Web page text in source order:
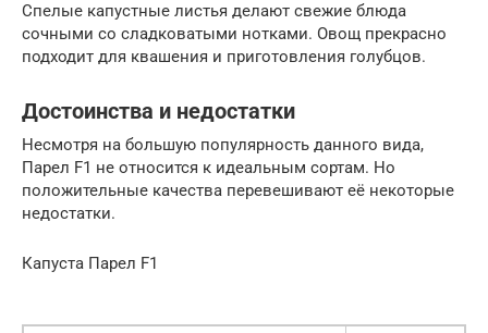
Спелые капустные листья делают свежие блюда
сочными со сладковатыми нотками. Овощ прекрасно
подходит для квашения и приготовления голубцов.
Достоинства и недостатки
Несмотря на большую популярность данного вида,
Парел F1 не относится к идеальным сортам. Но
положительные качества перевешивают её некоторые
недостатки.
Капуста Парел F1